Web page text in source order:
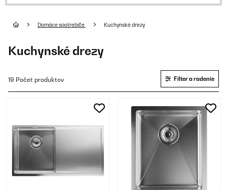
Domáce spotrebiče Kuchynské drezy
Kuchynské drezy
19 Počet produktov Filter a radenie